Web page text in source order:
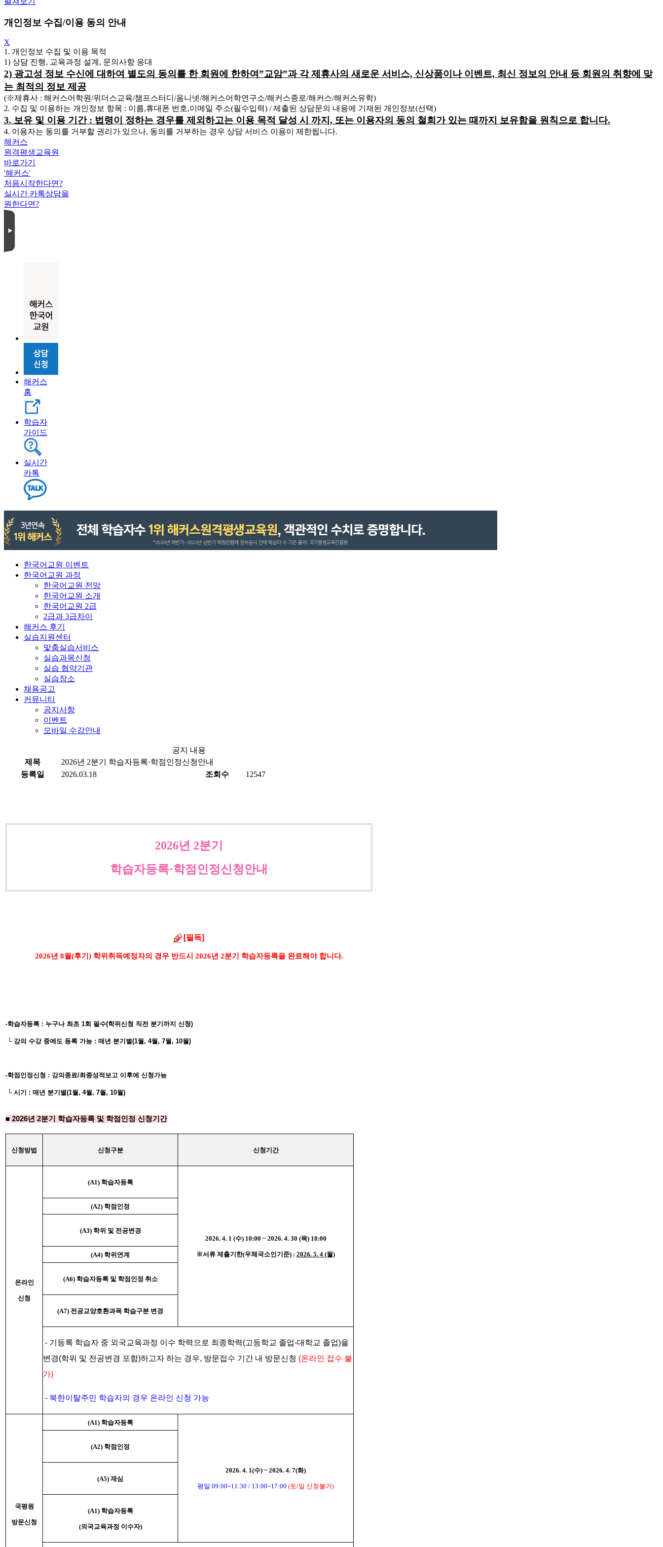
개인정보 수집/이용 동의 안내
X
1. 개인정보 수집 및 이용 목적
1) 상담 진행, 교육과정 설계, 문의사항 응대
2) 광고성 정보 수신에 대하여 별도의 동의를 한 회원에 한하여”교암”과 각 제휴사의 새로운 서비스, 신상품이나 이벤트, 최신 정보의 안내 등 회원의 취향에 맞
는 최적의 정보 제공
(※제휴사 : 해커스어학원/위더스교육/챔프스터디/옴니넷/해커스어학연구소/해커스종로/해커스/해커스유학)
2. 수집 및 이용하는 개인정보 항목 : 이름,휴대폰 번호,이메일 주소(필수입력) / 제출된 상담문의 내용에 기재된 개인정보(선택)
3. 보유 및 이용 기간 : 법령이 정하는 경우를 제외하고는 이용 목적 달성 시 까지, 또는 이용자의 동의 철회가 있는 때까지 보유함을 원칙으로 합니다.
4. 이용자는 동의를 거부할 권리가 있으나, 동의를 거부하는 경우 상담 서비스 이용이 제한됩니다.
해커스
원격평생교육원
바로가기
'해커스'
처음시작한다면?
실시간 카톡상담을
원한다면?
해커스
홈
학습자
가이드
실시간
카톡
한국어교원 이벤트
한국어교원 과정
한국어교원 전망
한국어교원 소개
한국어교원 2급
2급과 3급차이
해커스 후기
실습지원센터
맟춤실습서비스
실습과목신청
실습 협약기관
실습장소
채용공고
커뮤니티
공지사항
이벤트
모바일 수강안내
공지 내용
제목
2026년 2분기 학습자등록·학점인정신청안내
등록일
2026.03.18 조회수 12547
2026년 2분기
학습자등록·학점인정신청안내
[필독]
2026년 8월(후기) 학위취득예정자의 경우 반드시 2026년 2분기 학습자등록을 완료해야 합니다.
-학습자등록 : 누구나 최초 1회 필수(학위신청 직전 분기까지 신청)
└ 강의 수강 중에도 등록 가능 : 매년 분기별(1월, 4월, 7월, 10월)
-학점인정신청 : 강의종료/최종성적보고 이후에 신청가능
└ 시기 : 매년 분기별(1월, 4월, 7월, 10월)
■ 2026년 2분기 학습자등록 및 학점인정 신청기간
신청방법 신청구분 신청기간
온라인
신청
(A1) 학습자등록
2026. 4. 1 (수) 10:00 ~ 2026. 4. 30 (목) 18:00
※서류 제출기한(우체국소인기준) : 2026. 5. 4 (월)
(A2) 학점인정
(A3) 학위 및 전공변경
(A4) 학위연계
(A6) 학습자등록 및 학점인정 취소
(A7) 전공교양호환과목 학습구분 변경
- 기등록 학습자 중 외국교육과정 이수 학력으로 최종학력(고등학교 졸업-대학교 졸업)을
변경(학위 및 전공변경 포함)하고자 하는 경우, 방문접수 기간 내 방문신청 (온라인 접수 불
가)
- 북한이탈주민 학습자의 경우 온라인 신청 가능
국평원
방문신청
(A1) 학습자등록
2026. 4. 1(수) ~ 2026. 4. 7(화)
평일 09:00~11:30 / 13:00~17:00 (토/일 신청불가)
(A2) 학점인정
(A5) 재심
(A1) 학습자등록
(외국교육과정 이수자)